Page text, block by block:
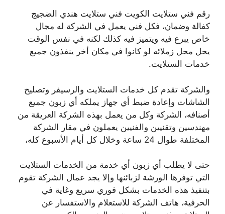
رقم فني ستلايت الكويت فني ستلايت هندي الضجيج
كفالة وضمان، فكل فني يعمل في الشركة له مجال
خاص يبرع فيه ويتميز فيه كذلك لكنه في نفس الوقت
يحل محل زملائه لو كانوا في مكان أخر ينفذون جميع
خدمات الستلايت.
والشركة تقدم كل خدمات الستلايت والرسيفر وتصليح
الشاشات وإعادة ضبط أي جهاز يملكه أي زبون جميع
أصنافه، الشركة وكل من يعمل بهذه الشركة العريقة من
مهندسين وتقنيين والفنيين يعملون في مقار الشركة
المختلفة طوال 24 ساعة وخلال كل أيام الأسبوع كله،
حتى لا يطلب أي زبون أي خدمة من الخدمات الستلايت
التي توفرها الورشة لزبائنها وإلا يجد عمال الشركة تقوم
بتنفيذ هذه الخدمات بشكل فوري سريع وغاية في
الحرفية، هاتف الشركة للاستعلام والاستفسار عن